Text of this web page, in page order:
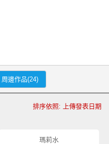
周邊作品(24)
排序依照: 上傳發表日期
瑪莉水